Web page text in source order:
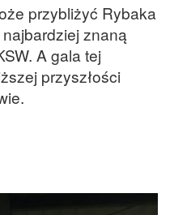
przybliżyć Rybaka
znaną
A gala tej
przyszłości